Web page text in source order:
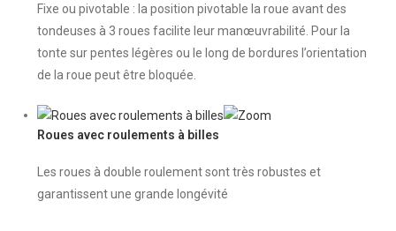
Fixe ou pivotable : la position pivotable la roue avant des
tondeuses à 3 roues facilite leur manœuvrabilité. Pour la
tonte sur pentes légères ou le long de bordures l’orientation
de la roue peut être bloquée.
Roues avec roulements à billes
Les roues à double roulement sont très robustes et
garantissent une grande longévité